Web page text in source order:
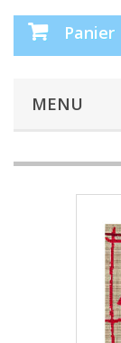
Panier
MENU